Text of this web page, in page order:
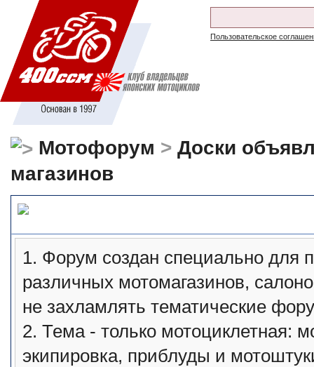
Пользовательское
Мотофорум > Доски
магазинов
1. Форум создан специально для
различных мотомагазинов,
не захламлять тематические
2. Тема - только мотоциклетная:
экипировка, приблуды и